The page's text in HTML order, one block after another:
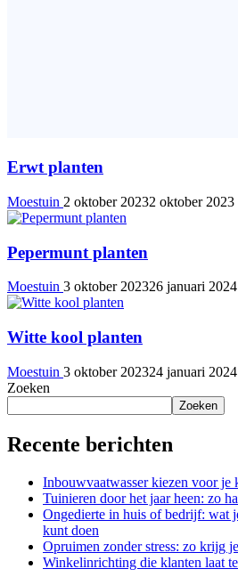
Erwt planten
Moestuin 2 oktober 20232 oktober 2023
Pepermunt planten
Moestuin 3 oktober 202326 januari 2024
Witte kool planten
Moestuin 3 oktober 202324 januari 2024
Zoeken
Zoeken
Recente berichten
Inbouwvaatwasser kiezen voor je
Tuinieren door het jaar heen: zo
Ongedierte in huis of bedrijf: wat
kunt doen
Opruimen zonder stress: zo krijg
Winkelinrichting die klanten laat